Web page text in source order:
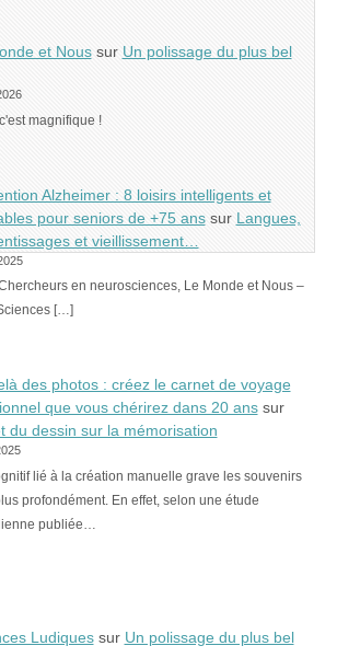
et Noussur Un polissage du plus bel
magnifique !
Alzheimer : 8 loisirs intelligents et
pour seniors de +75 anssur Langues,
et vieillissement…
en neurosciences, Le Monde et Nous –
[…]
des photos : créez le carnet de voyage
que vous chérirez dans 20 anssur
du dessin sur la mémorisation
lié à la création manuelle grave les souvenirs
profondément. En effet, selon une étude
publiée…
Ludiquessur Un polissage du plus bel